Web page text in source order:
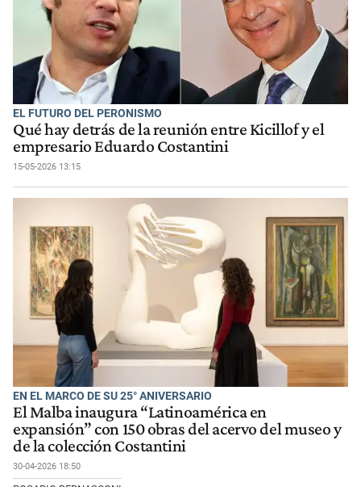
EL FUTURO DEL PERONISMO
Qué hay detrás de la reunión entre Kicillof y el
empresario Eduardo Costantini
15-05-2026 13:15
EN EL MARCO DE SU 25° ANIVERSARIO
El Malba inaugura “Latinoamérica en
expansión” con 150 obras del acervo del museo y
de la colección Costantini
30-04-2026 18:50